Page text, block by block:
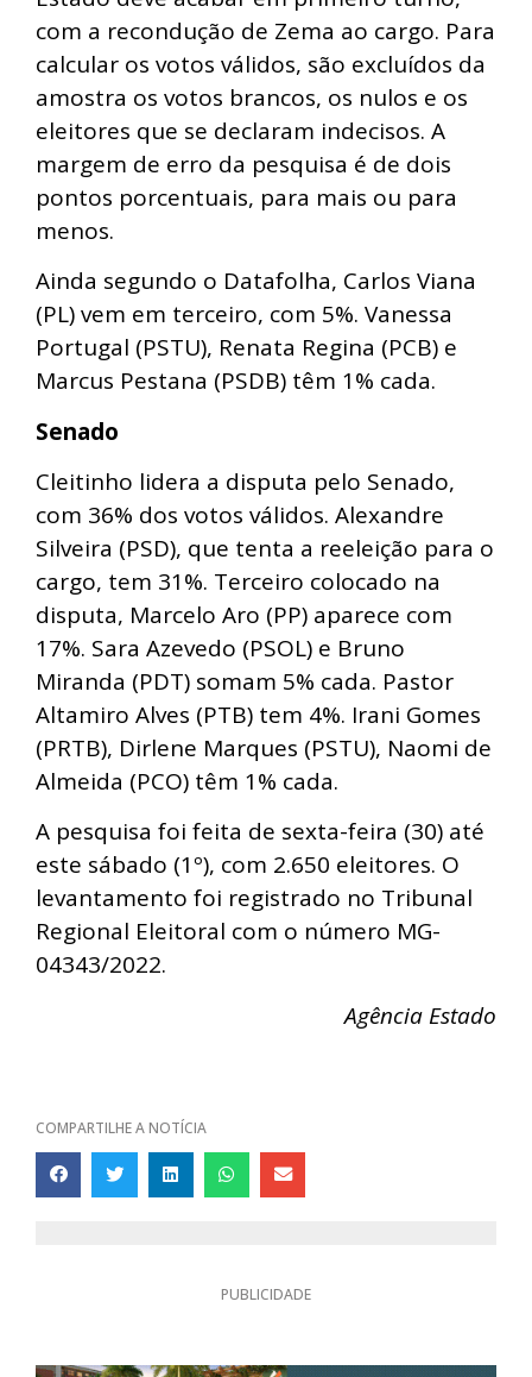
com a recondução de Zema ao cargo. Para
calcular os votos válidos, são excluídos da
amostra os votos brancos, os nulos e os
eleitores que se declaram indecisos. A
margem de erro da pesquisa é de dois
pontos porcentuais, para mais ou para
menos.
Ainda segundo o Datafolha, Carlos Viana
(PL) vem em terceiro, com 5%. Vanessa
Portugal (PSTU), Renata Regina (PCB) e
Marcus Pestana (PSDB) têm 1% cada.
Senado
Cleitinho lidera a disputa pelo Senado,
com 36% dos votos válidos. Alexandre
Silveira (PSD), que tenta a reeleição para o
cargo, tem 31%. Terceiro colocado na
disputa, Marcelo Aro (PP) aparece com
17%. Sara Azevedo (PSOL) e Bruno
Miranda (PDT) somam 5% cada. Pastor
Altamiro Alves (PTB) tem 4%. Irani Gomes
(PRTB), Dirlene Marques (PSTU), Naomi de
Almeida (PCO) têm 1% cada.
A pesquisa foi feita de sexta-feira (30) até
este sábado (1º), com 2.650 eleitores. O
levantamento foi registrado no Tribunal
Regional Eleitoral com o número MG-
04343/2022.
Agência Estado
COMPARTILHE A NOTÍCIA
PUBLICIDADE